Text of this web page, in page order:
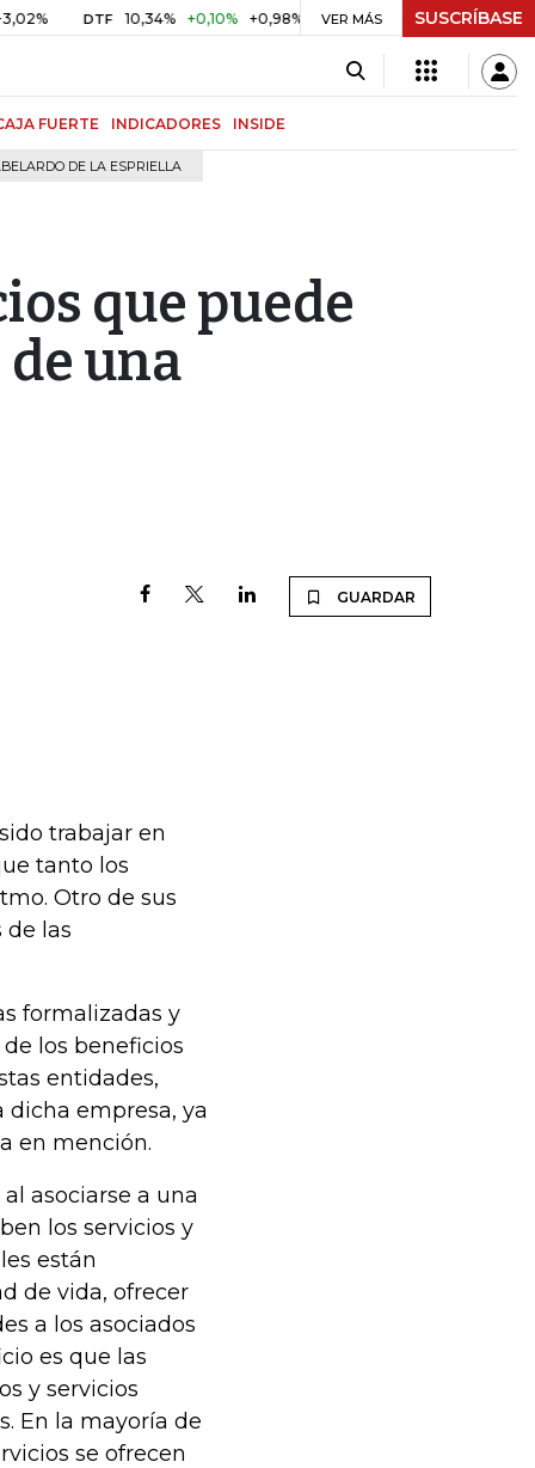
DTF 10,34% +0,10% +0,98% UVR $ 416,96 +$ 0,05 +0,01%
VER MÁS SUSCRÍBASE
FUERTE INDICADORES INSIDE
DE LA ESPRIELLA
que puede
una
GUARDAR
trabajar en
tanto los
Otro de sus
de las
formalizadas y
los beneficios
entidades,
dicha empresa, ya
en mención.
asociarse a una
los servicios y
están
de vida, ofrecer
a los asociados
es que las
y servicios
En la mayoría de
se ofrecen